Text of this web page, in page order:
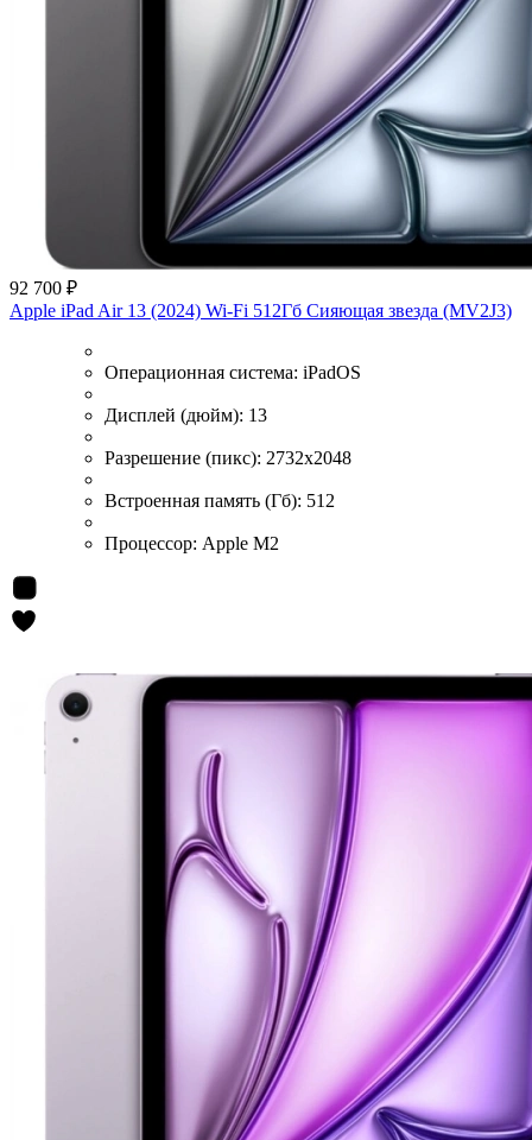
92 700 ₽
Apple iPad Air 13 (2024) Wi-Fi 512Гб Сияющая звезда (MV2J3)
Операционная система: iPadOS
Дисплей (дюйм): 13
Разрешение (пикс): 2732x2048
Встроенная память (Гб): 512
Процессор: Apple M2